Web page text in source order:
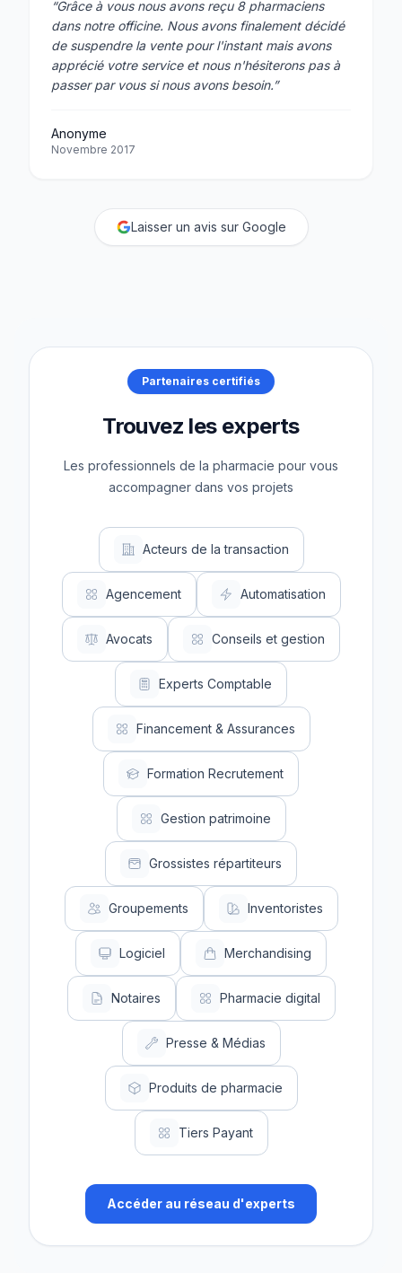
“Grâce à vous nous avons reçu 8 pharmaciens
dans notre officine. Nous avons finalement décidé
de suspendre la vente pour l'instant mais avons
apprécié votre service et nous n'hésiterons pas à
passer par vous si nous avons besoin.”
Anonyme
Novembre 2017
Laisser un avis sur Google
Partenaires certifiés
Trouvez les experts
Les professionnels de la pharmacie pour vous
accompagner dans vos projets
Acteurs de la transaction
Agencement Automatisation
Avocats Conseils et gestion
Experts Comptable
Financement & Assurances
Formation Recrutement
Gestion patrimoine
Grossistes répartiteurs
Groupements Inventoristes
Logiciel Merchandising
Notaires Pharmacie digital
Presse & Médias
Produits de pharmacie
Tiers Payant
Accéder au réseau d'experts